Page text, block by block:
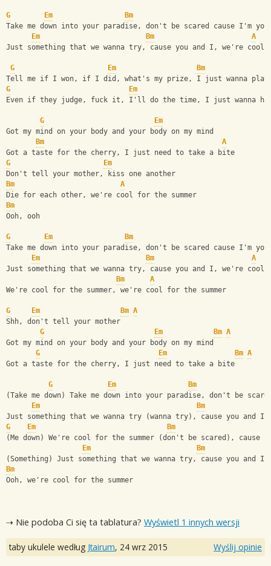
G Em
Bm
Take me down into your paradise, don't be scared cause I'm
Em
Bm
A
Just something that we wanna try, cause you and I, we're cool
G Em
Bm
Tell me if I won, if I did, what's my prize, I just wanna play
G
Em
Even if they judge, fuck it, I'll do the time, I just wanna
G
Em
Got my mind on your body and your body on my mind
Bm
A
Got a taste for the cherry, I just need to take a bite
G
Em
Don't tell your mother, kiss one another
Bm
A
Die for each other, we're cool for the summer
Bm
Ooh, ooh
G Em
Bm
Take me down into your paradise, don't be scared cause I'm
Em
Bm
A
Just something that we wanna try, cause you and I, we're cool
Bm
A
We're cool for the summer, we're cool for the summer
G Em Bm A
Shh, don't tell your mother
G
Em Bm A
Got my mind on your body and your body on my mind
G
Em Bm A
Got a taste for the cherry, I just need to take a bite
G Em
Bm
(Take me down) Take me down into your paradise, don't be
Em
Bm
Just something that we wanna try (wanna try), cause you and
G
Em
Bm
(Me down) We're cool for the summer (don't be scared), cause
Em
Bm
(Something) Just something that we wanna try, cause you and
Bm
Ooh, we're cool for the summer
⇢ Nie podoba Ci się ta tablatura? Wyświetl 1 innych wersji
taby ukulele według Jtairum, 24 wrz 2015 Wyślij opinie